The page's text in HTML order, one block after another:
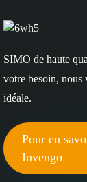
SIMO de haute
votre besoin, nous
idéale.
Pour en
Invengo